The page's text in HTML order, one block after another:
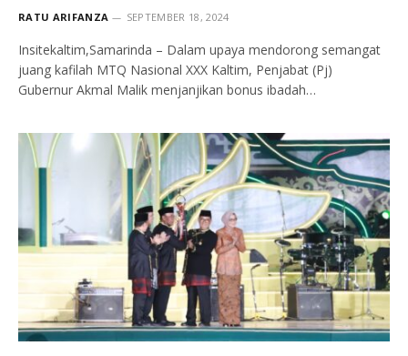
RATU ARIFANZA SEPTEMBER 18, 2024
Insitekaltim,Samarinda – Dalam upaya mendorong semangat
juang kafilah MTQ Nasional XXX Kaltim, Penjabat (Pj)
Gubernur Akmal Malik menjanjikan bonus ibadah…